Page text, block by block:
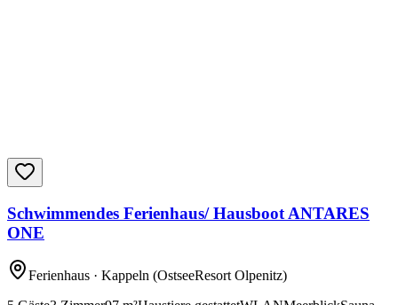
Schwimmendes Ferienhaus/ Hausboot ANTARES
ONE
Ferienhaus · Kappeln (OstseeResort Olpenitz)